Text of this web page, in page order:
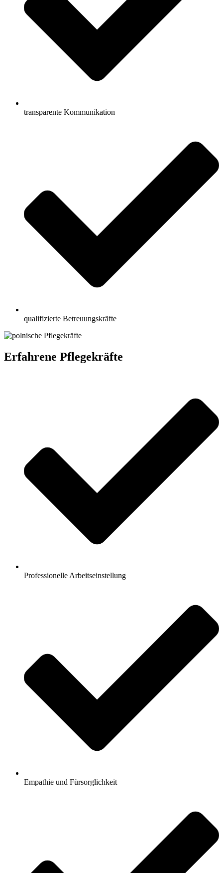
transparente Kommunikation
qualifizierte Betreuungskräfte
Erfahrene Pflegekräfte
Professionelle Arbeitseinstellung
Empathie und Fürsorglichkeit